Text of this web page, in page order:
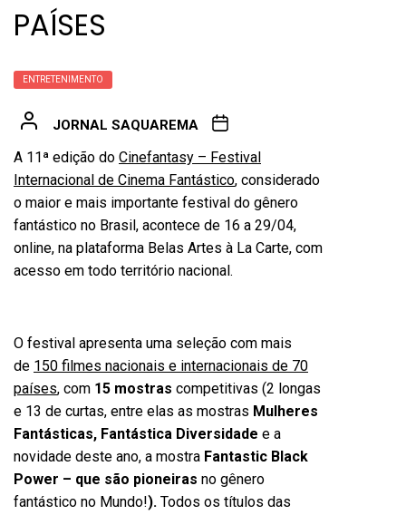
PAÍSES
ENTRETENIMENTO
JORNAL SAQUAREMA
A 11ª edição do Cinefantasy – Festival
Internacional de Cinema Fantástico, considerado
o maior e mais importante festival do gênero
fantástico no Brasil, acontece de 16 a 29/04,
online, na plataforma Belas Artes à La Carte, com
acesso em todo território nacional.
O festival apresenta uma seleção com mais
de 150 filmes nacionais e internacionais de 70
países, com 15 mostras competitivas (2 longas
e 13 de curtas, entre elas as mostras Mulheres
Fantásticas, Fantástica Diversidade e a
novidade deste ano, a mostra Fantastic Black
Power – que são pioneiras no gênero
fantástico no Mundo!). Todos os títulos das